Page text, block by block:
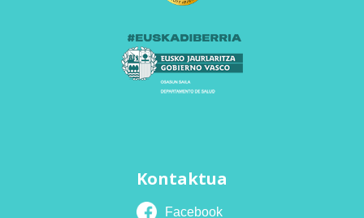
Kontaktua
Facebook